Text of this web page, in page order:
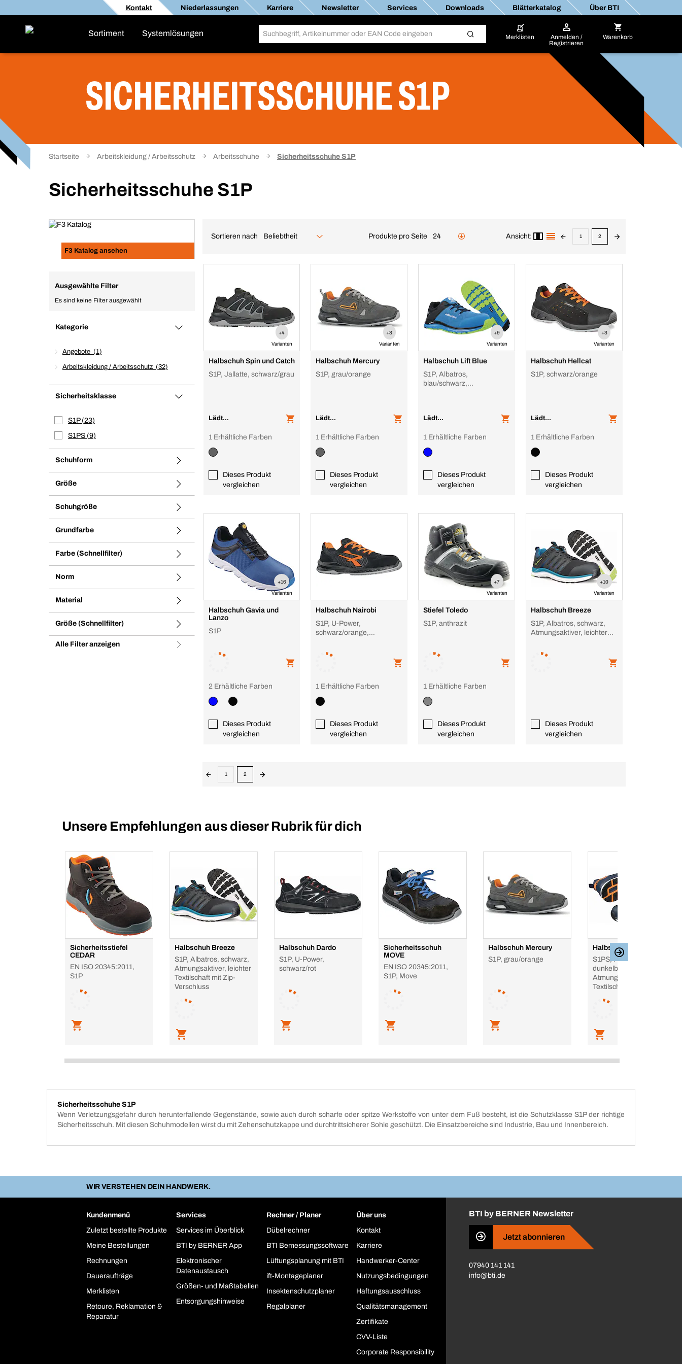
Kontakt Niederlassungen Karriere Newsletter Services Downloads Blätterkatalog Über BTI
Sortiment Systemlösungen Merklisten
Anmelden /
Registrieren
Warenkorb
SICHERHEITSSCHUHE S1P
Startseite Arbeitskleidung / Arbeitsschutz Arbeitsschuhe Sicherheitsschuhe S1P
Sicherheitsschuhe S1P
F3 Katalog ansehen
Ausgewählte Filter
Es sind keine Filter ausgewählt
Kategorie
Angebote 1
Arbeitskleidung / Arbeitsschutz 32
Sicherheitsklasse
S1P 23
S1PS 9
Schuhform
Größe
Schuhgröße
Grundfarbe
Farbe (Schnellfilter)
Norm
Material
Größe (Schnellfilter)
Alle Filter anzeigen
Sortieren nach Beliebtheit Produkte pro Seite 24 Ansicht: 1 2
+4
Varianten
Halbschuh Spin und Catch
S1P, Jallatte, schwarz/grau
Lädt...
Dieses Produkt
vergleichen
1 Erhältliche Farben
+3
Varianten
Halbschuh Mercury
S1P, grau/orange
Lädt...
Dieses Produkt
vergleichen
1 Erhältliche Farben
+9
Varianten
Halbschuh Lift Blue
S1P, Albatros,
blau/schwarz,
Lädt...
Dieses Produkt
vergleichen
1 Erhältliche Farben
+3
Varianten
Halbschuh Hellcat
S1P, schwarz/orange
Lädt...
Dieses Produkt
vergleichen
1 Erhältliche Farben
+16
Varianten
Halbschuh Gavia und
Lanzo
S1P
Dieses Produkt
vergleichen
2 Erhältliche Farben
Halbschuh Nairobi
S1P, U-Power,
schwarz/orange,
zur Belüftung
Dieses Produkt
vergleichen
1 Erhältliche Farben
+7
Varianten
Stiefel Toledo
S1P, anthrazit
Dieses Produkt
vergleichen
1 Erhältliche Farben
+10
Varianten
Halbschuh Breeze
S1P, Albatros, schwarz,
Atmungsaktiver, leichter
Verschluss
Dieses Produkt
vergleichen
1 2
Unsere Empfehlungen aus dieser Rubrik für dich
Sicherheitsstiefel
CEDAR
EN ISO 20345:2011,
S1P
Halbschuh Breeze
S1P, Albatros, schwarz,
Atmungsaktiver, leichter
Textilschaft mit Zip-
Verschluss
Halbschuh Dardo
S1P, U-Power,
schwarz/rot
Sicherheitsschuh
MOVE
EN ISO 20345:2011,
S1P, Move
Halbschuh Mercury
S1P, grau/orange
Halbschuh Chase
S1PS, Puma,
dunkelblau,
Atmungsaktiver, leichter
Textilschaft mit Zip-
Sicherheitsschuhe S1P
Wenn Verletzungsgefahr durch herunterfallende Gegenstände, sowie auch durch scharfe oder spitze Werkstoffe von unter dem Fuß besteht, ist die Schutzklasse S1P der richtige
Sicherheitsschuh. Mit diesen Schuhmodellen wirst du mit Zehenschutzkappe und durchtrittsicherer Sohle geschützt. Die Einsatzbereiche sind Industrie, Bau und Innenbereich.
WIR VERSTEHEN DEIN HANDWERK.
Kundenmenü
Zuletzt bestellte Produkte
Meine Bestellungen
Rechnungen
Daueraufträge
Merklisten
Retoure, Reklamation &
Reparatur
Services
Services im Überblick
BTI by BERNER App
Elektronischer
Datenaustausch
Größen- und Maßtabellen
Entsorgungshinweise
Rechner / Planer
Dübelrechner
BTI Bemessungssoftware
Lüftungsplanung mit BTI
ift-Montageplaner
Insektenschutzplaner
Regalplaner
Über uns
Kontakt
Karriere
Handwerker-Center
Nutzungsbedingungen
Haftungsausschluss
Qualitätsmanagement
Zertifikate
CVV-Liste
Corporate Responsibility
BTI by BERNER Newsletter
Jetzt abonnieren
07940 141 141
info@bti.de